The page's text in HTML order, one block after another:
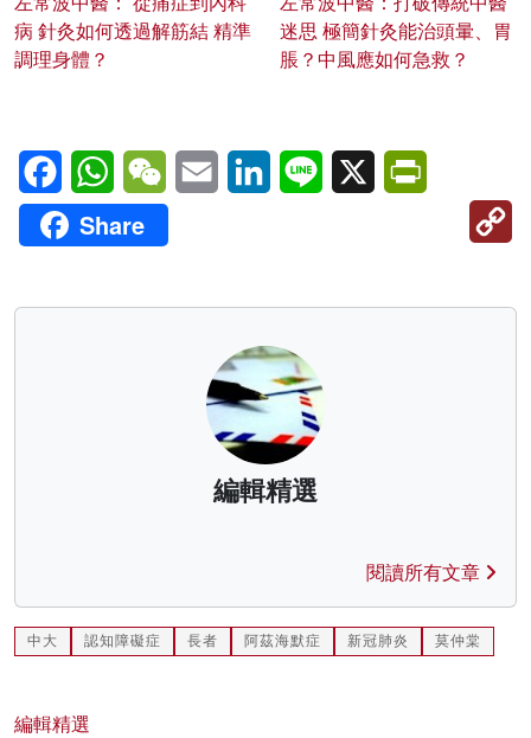
病 針灸如何透過解筋結 精準
調理身體？
迷思 極簡針灸能治頭暈、胃
脹？中風應如何急救？
FacebookWhatsAppWeChatEmail LinkedInLine X
Share
編輯精選
閱讀所有文章
中大 認知障礙症 長者 阿茲海默症 新冠肺炎 莫仲棠
編輯精選